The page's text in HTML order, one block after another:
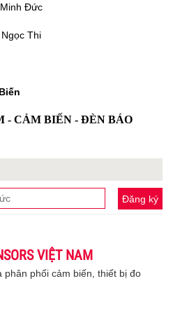
Minh Đức
Thi
Đăng ký
VIỆT NAM
phân phối cảm biến, thiết bị đo